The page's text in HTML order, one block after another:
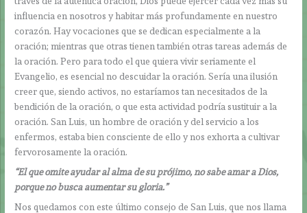
influencia en nosotros y habitar más profundamente en nuestro
corazón. Hay vocaciones que se dedican especialmente a la
oración; mientras que otras tienen también otras tareas además de
la oración. Pero para todo el que quiera vivir seriamente el
Evangelio, es esencial no descuidar la oración. Sería una ilusión
creer que, siendo activos, no estaríamos tan necesitados de la
bendición de la oración, o que esta actividad podría sustituir a la
oración. San Luis, un hombre de oración y del servicio a los
enfermos, estaba bien consciente de ello y nos exhorta a cultivar
fervorosamente la oración.
“El que omite ayudar al alma de su prójimo, no sabe amar a Dios,
porque no busca aumentar su gloria.”
Nos quedamos con este último consejo de San Luis, que nos llama